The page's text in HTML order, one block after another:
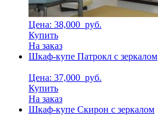
Цена: 38,000 руб.
Купить
На заказ
Шкаф-купе Патрокл с зеркалом
Цена: 37,000 руб.
Купить
На заказ
Шкаф-купе Скирон с зеркалом